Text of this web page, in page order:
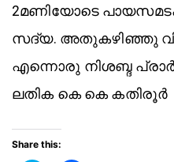
2മണിയോടെ
സദ്യ. അതുകഴിഞ്ഞു
എന്നൊരു നിശബ്ദ
ലതിക കെ കെ കതിരൂർ
Share this: